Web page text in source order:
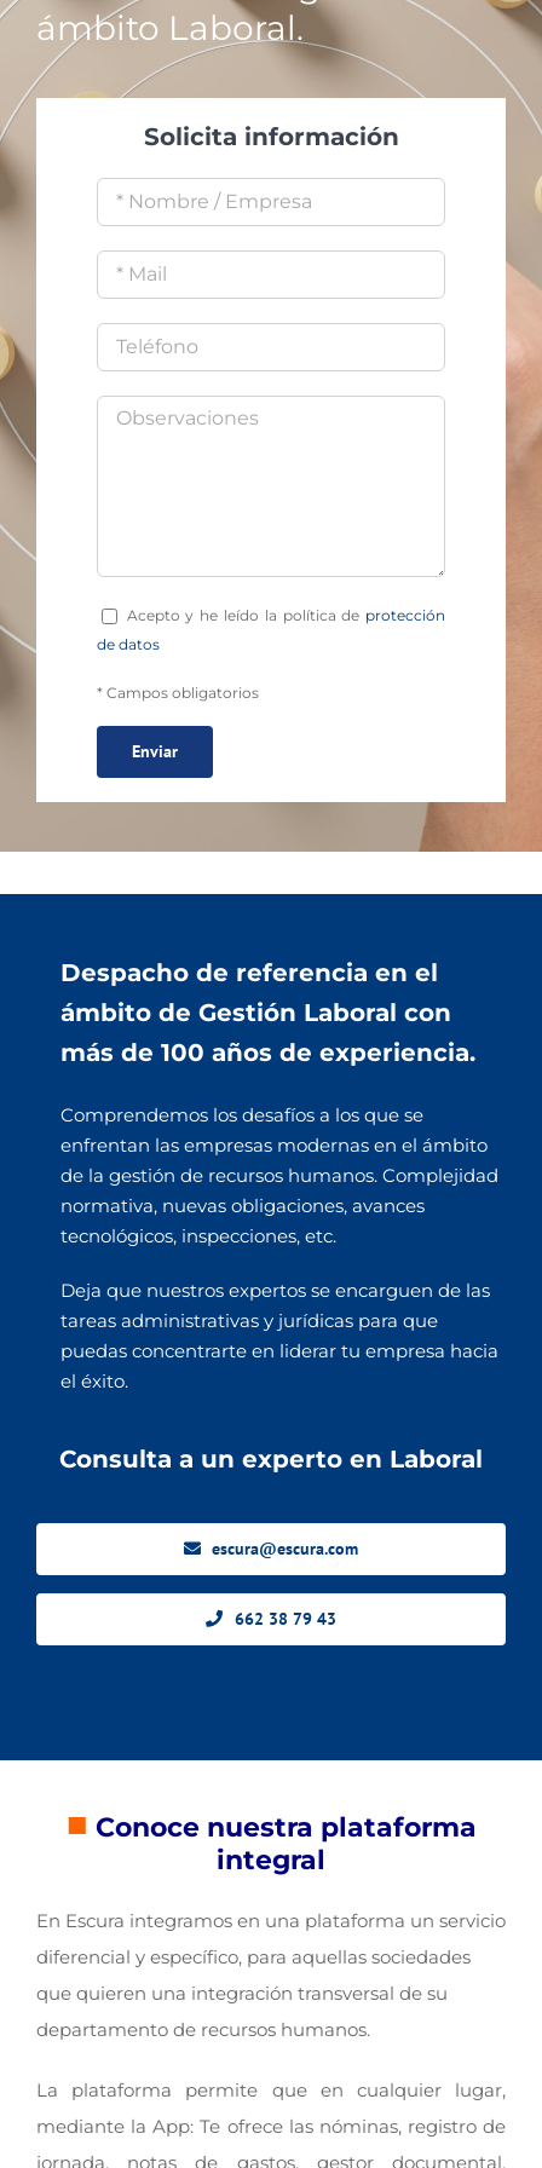
ámbito Laboral.
Solicita información
Acepto y he leído la política de protección
de datos
* Campos obligatorios
Despacho de referencia en el
ámbito de Gestión Laboral con
más de 100 años de experiencia.
Comprendemos los desafíos a los que se
enfrentan las empresas modernas en el ámbito
de la gestión de recursos humanos. Complejidad
normativa, nuevas obligaciones, avances
tecnológicos, inspecciones, etc.
Deja que nuestros expertos se encarguen de las
tareas administrativas y jurídicas para que
puedas concentrarte en liderar tu empresa hacia
el éxito.
Consulta a un experto en Laboral
escura@escura.com
662 38 79 43
■ Conoce nuestra plataforma
integral
En Escura integramos en una plataforma un servicio
diferencial y específico, para aquellas sociedades
que quieren una integración transversal de su
departamento de recursos humanos.
La plataforma permite que en cualquier lugar,
mediante la App: Te ofrece las nóminas, registro de
jornada, notas de gastos, gestor documental,